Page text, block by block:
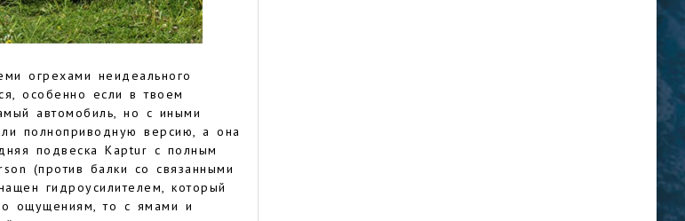
огрехами неидеального
особенно если в твоем
автомобиль, но с иными
полноприводную версию, а она
подвеска Kaptur с полным
(против балки со связанными
гидроусилителем, который
ощущениям, то с ямами и